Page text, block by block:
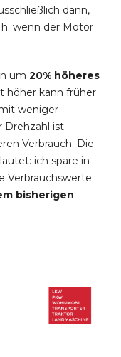
dann,
wenn der Motor
um 20% höheres
höher kann früher
weniger
Drehzahl ist
Verbrauch. Die
ich spare in
Verbrauchswerte
bisherigen